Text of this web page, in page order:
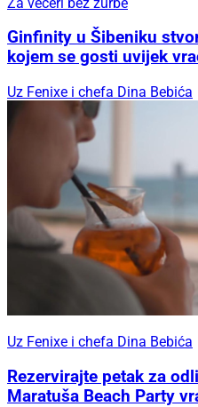
Ginfinity u Šibeniku
kojem se gosti uvijek
Uz Fenixe i chefa Dina Bebića
Uz Fenixe i chefa Dina Bebića
Rezervirajte petak za
Maratuša Beach Party